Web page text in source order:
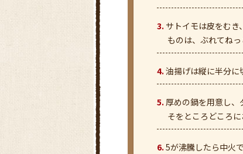
サトイモは皮をむ
ものは、ぶれてねっ
油揚げは縦に半分に
厚めの鍋を用意し
そをところどころ
5が沸騰したら中火